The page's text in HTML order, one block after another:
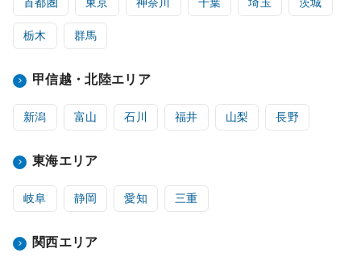
首都圏 東京 神奈川 千葉 埼玉 茨城
栃木 群馬
甲信越・北陸エリア
新潟 富山 石川 福井 山梨 長野
東海エリア
岐阜 静岡 愛知 三重
関西エリア